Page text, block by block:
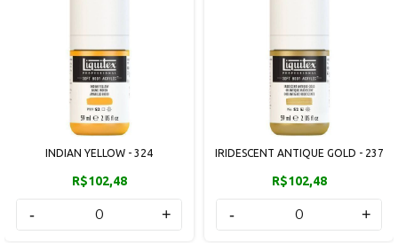
INDIAN YELLOW - 324
R$102,48
- +
IRIDESCENT ANTIQUE GOLD - 237
R$102,48
- +